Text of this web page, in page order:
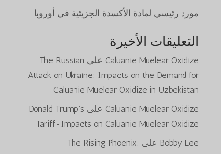
مورد رئيسي لمادة الأكسدة الجزيئية في أوروبا
التعليقات الأخيرة
Caluanie Muelear Oxidize على The Russian
Attack on Ukraine: Impacts on the Demand for
Caluanie Muelear Oxidize in Uzbekistan
Caluanie Muelear Oxidize على Donald Trump’s
Tariff-Impacts on Caluanie Muelear Oxidize
Bobby Lee على The Rising Phoenix: